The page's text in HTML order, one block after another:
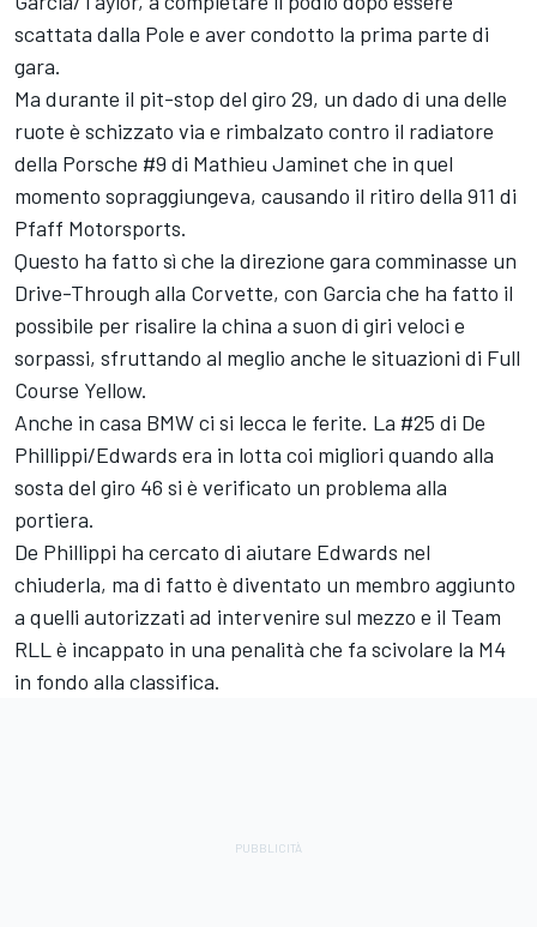
scattata dalla Pole e aver condotto la prima parte di
gara.
Ma durante il pit-stop del giro 29, un dado di una delle
ruote è schizzato via e rimbalzato contro il radiatore
della Porsche #9 di Mathieu Jaminet che in quel
momento sopraggiungeva, causando il ritiro della 911 di
Pfaff Motorsports.
Questo ha fatto sì che la direzione gara comminasse un
Drive-Through alla Corvette, con Garcia che ha fatto il
possibile per risalire la china a suon di giri veloci e
sorpassi, sfruttando al meglio anche le situazioni di Full
Course Yellow.
Anche in casa BMW ci si lecca le ferite. La #25 di De
Phillippi/Edwards era in lotta coi migliori quando alla
sosta del giro 46 si è verificato un problema alla
portiera.
De Phillippi ha cercato di aiutare Edwards nel
chiuderla, ma di fatto è diventato un membro aggiunto
a quelli autorizzati ad intervenire sul mezzo e il Team
RLL è incappato in una penalità che fa scivolare la M4
in fondo alla classifica.